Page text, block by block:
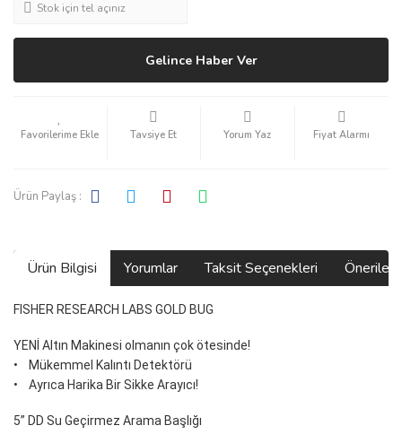
Stok için tel açınız
Gelince Haber Ver
Tavsiye Et Yorum Yaz Fiyat Alarmı
Ürün Paylaş :
Ürün Bilgisi Yorumlar Taksit Seçenekleri
FISHER RESEARCH LABS GOLD BUG
YENİ Altın Makinesi olmanın çok ötesinde!
• Mükemmel Kalıntı Detektörü
• Ayrıca Harika Bir Sikke Arayıcı!
5” DD Su Geçirmez Arama Başlığı